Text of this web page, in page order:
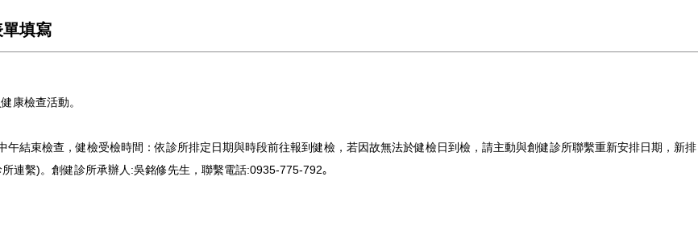
填寫
康檢查活動。
結束檢查，健檢受檢時間：依診所排定日期與時段前往報到健檢，若因故無法於健檢日到檢，請主動與創健診所聯繫重新安排日期，新排
連繫)。創健診所承辦人:吳銘修先生，聯繫電話:0935-775-792｡